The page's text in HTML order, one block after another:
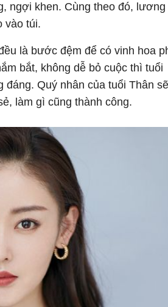
ngợi khen. Cùng theo đó, lương
vào túi.
là bước đệm để có vinh hoa
bắt, không dễ bỏ cuộc thì tuổi
Quý nhân của tuổi Thân sẽ
làm gì cũng thành công.